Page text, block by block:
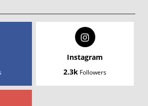
Instagram
2.3k Followers